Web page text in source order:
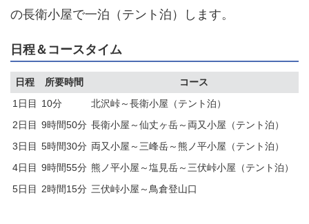
の長衛小屋で一泊（テント泊）します。
日程＆コースタイム
日程 所要時間
コース
1日目
10分
北沢峠～長衛小屋（テント泊）
2日目 9時間50分 長衛小屋～仙丈ヶ岳～両又小屋（テント泊）
3日目 5時間30分 両又小屋～三峰岳～熊ノ平小屋（テント泊）
4日目 9時間55分 熊ノ平小屋～塩見岳～三伏峠小屋（テント泊）
5日目 2時間15分 三伏峠小屋～鳥倉登山口